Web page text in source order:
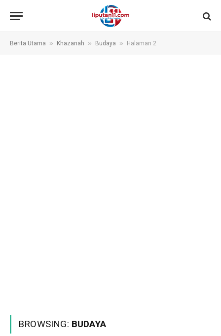
Berita Utama » Khazanah » Budaya » Halaman 2
BROWSING: BUDAYA